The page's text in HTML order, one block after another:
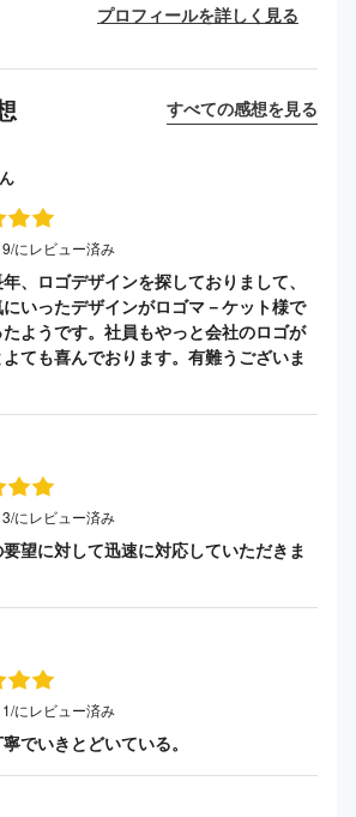
プロフィールを詳しく見る
すべての感想を見る
にレビュー済み
、ロゴデザインを探しておりまして、
いったデザインがロゴマ－ケット様で
たようです。社員もやっと会社のロゴが
ても喜んでおります。有難うございま
にレビュー済み
望に対して迅速に対応していただきま
にレビュー済み
でいきとどいている。